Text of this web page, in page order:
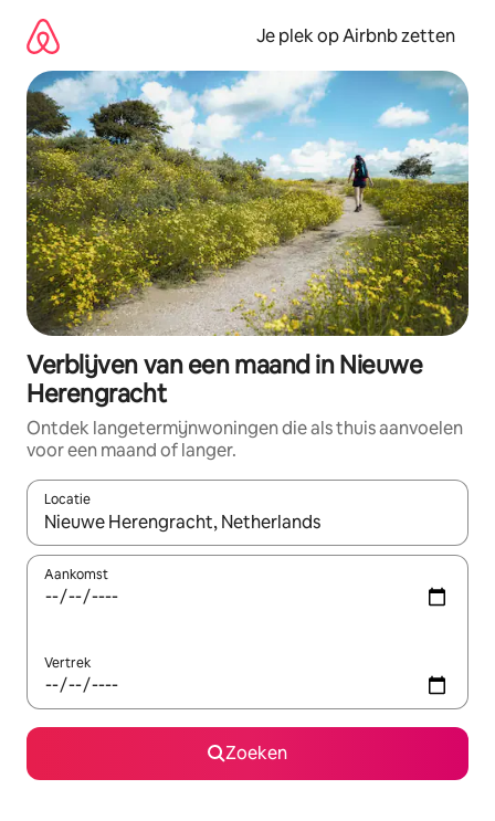
direct
naar
inhoud
Je plek op Airbnb zetten
Verblijven van een maand in Nieuwe
Herengracht
Ontdek langetermijnwoningen die als thuis aanvoelen
voor een maand of langer.
Locatie
Wanneer er resultaten beschikbaar zijn, maak je een keuze
Aankomst
Vertrek
Zoeken